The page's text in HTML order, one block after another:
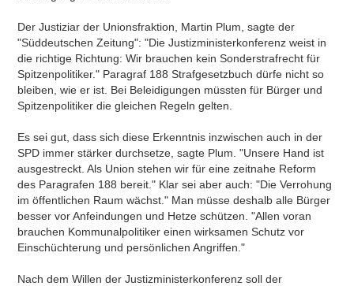
Der Justiziar der Unionsfraktion, Martin Plum, sagte der
"Süddeutschen Zeitung": "Die Justizministerkonferenz weist in
die richtige Richtung: Wir brauchen kein Sonderstrafrecht für
Spitzenpolitiker." Paragraf 188 Strafgesetzbuch dürfe nicht so
bleiben, wie er ist. Bei Beleidigungen müssten für Bürger und
Spitzenpolitiker die gleichen Regeln gelten.
Es sei gut, dass sich diese Erkenntnis inzwischen auch in der
SPD immer stärker durchsetze, sagte Plum. "Unsere Hand ist
ausgestreckt. Als Union stehen wir für eine zeitnahe Reform
des Paragrafen 188 bereit." Klar sei aber auch: "Die Verrohung
im öffentlichen Raum wächst." Man müsse deshalb alle Bürger
besser vor Anfeindungen und Hetze schützen. "Allen voran
brauchen Kommunalpolitiker einen wirksamen Schutz vor
Einschüchterung und persönlichen Angriffen."
Nach dem Willen der Justizministerkonferenz soll der